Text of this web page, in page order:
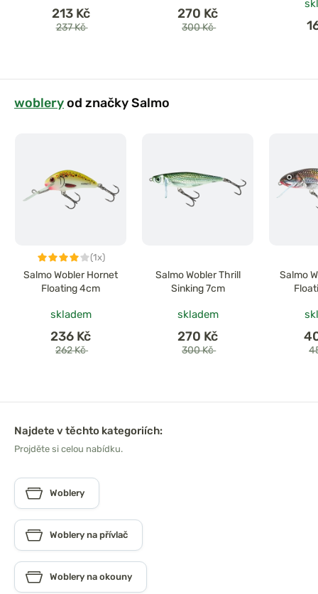
213 Kč
237 Kč
270 Kč
300 Kč
wobleryod značky Salmo
(1x)
Salmo Wobler Hornet
Floating 4cm
skladem
236 Kč
262 Kč
Salmo Wobler Thrill
Sinking 7cm
skladem
270 Kč
300 Kč
Salmo
Najdete v těchto kategoriích:
Projděte si celou nabídku.
Woblery
Woblery na přívlač
Woblery na okouny